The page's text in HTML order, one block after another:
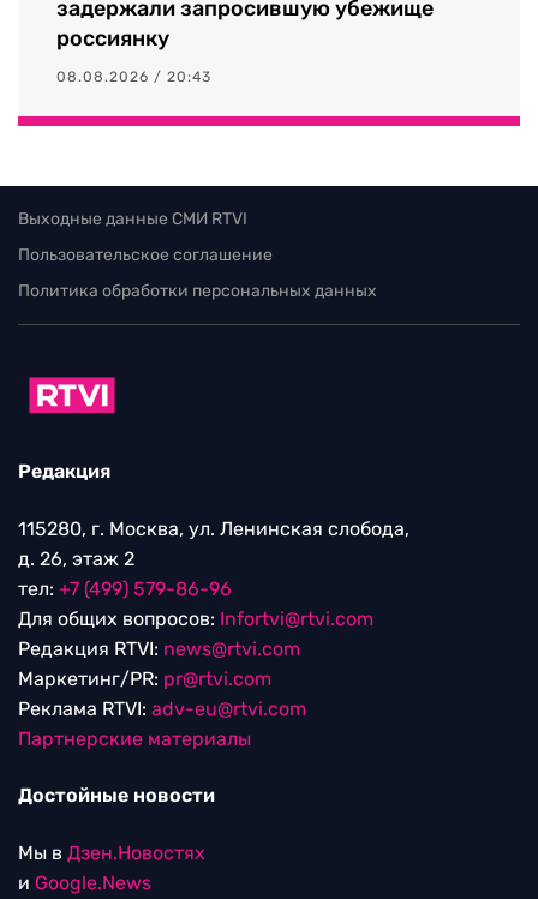
задержали запросившую убежище
россиянку
08.08.2026 / 20:43
Выходные данные СМИ RTVI
Пользовательское соглашение
Политика обработки персональных данных
Редакция
115280, г. Москва, ул. Ленинская слобода,
д. 26, этаж 2
тел: +7 (499) 579-86-96
Для общих вопросов: Infortvi@rtvi.com
Редакция RTVI: news@rtvi.com
Маркетинг/PR: pr@rtvi.com
Реклама RTVI: adv-eu@rtvi.com
Партнерские материалы
Достойные новости
Мы в Дзен.Новостях
и Google.News